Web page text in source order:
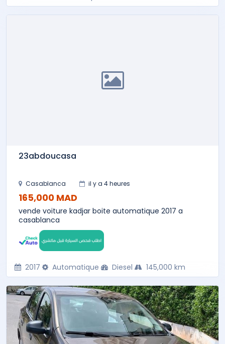
23abdoucasa
Casablanca il y a 4 heures
165,000 MAD
vende voiture kadjar boite automatique 2017 a
casablanca
2017 Automatique Diesel 145,000 km